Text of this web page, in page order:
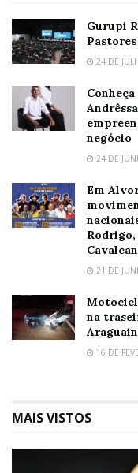
Gurupi
24 DE
negócio
24 DE
Em
21 DE
na
16 DE
MAIS VISTOS